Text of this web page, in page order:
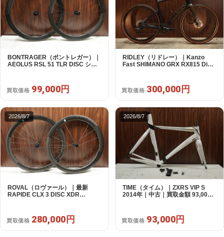
BONTRAGER（ボントレガー）｜
AEOLUS RSL 51 TLR DISC シマ
買取価格 99,000円
RIDLEY（リドレー）｜Kanzo
Fast SHIMANO GRX RX815 Di2
買取価格 300,000円
2026/8/7
ROVAL（ロヴァール）｜最新
RAPIDE CLX 3 DISC XDR
買取価格 280,000円
2026/8/7
TIME（タイム）｜ZXRS VIP S
2014年｜中古｜買取金額 93,000
買取価格 93,000円